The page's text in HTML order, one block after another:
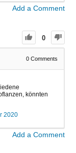
Add a Comment
0
0 Comments
könnten
2020
Add a Comment